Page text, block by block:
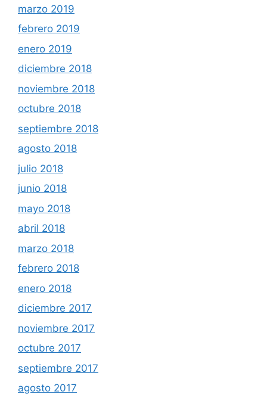
marzo 2019
febrero 2019
enero 2019
diciembre 2018
noviembre 2018
octubre 2018
septiembre 2018
agosto 2018
julio 2018
junio 2018
mayo 2018
abril 2018
marzo 2018
febrero 2018
enero 2018
diciembre 2017
noviembre 2017
octubre 2017
septiembre 2017
agosto 2017